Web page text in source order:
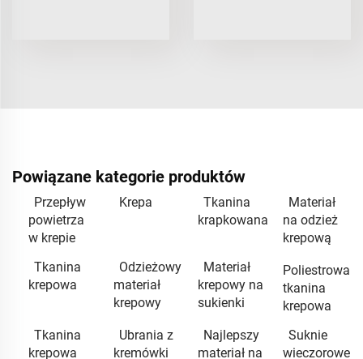
Powiązane kategorie produktów
Przepływ
powietrza
w krepie
Krepa
Tkanina
krapkowana
Materiał
na odzież
krepową
Tkanina
krepowa
Odzieżowy
materiał
krepowy
Materiał
krepowy na
sukienki
Poliestrowa
tkanina
krepowa
Tkanina
krepowa
Ubrania z
kremówki
Najlepszy
materiał na
Suknie
wieczorowe